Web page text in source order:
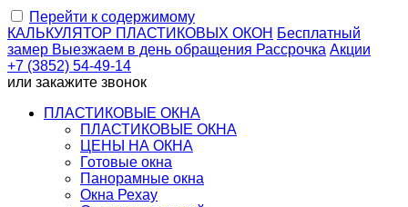
Перейти к содержимому
КАЛЬКУЛЯТОР ПЛАСТИКОВЫХ ОКОН Бесплатный
замер Выезжаем в день обращения Рассрочка Акции
+7 (3852) 54-49-14
или закажите звонок
ПЛАСТИКОВЫЕ ОКНА
ПЛАСТИКОВЫЕ ОКНА
ЦЕНЫ НА ОКНА
Готовые окна
Панорамные окна
Окна Рехау